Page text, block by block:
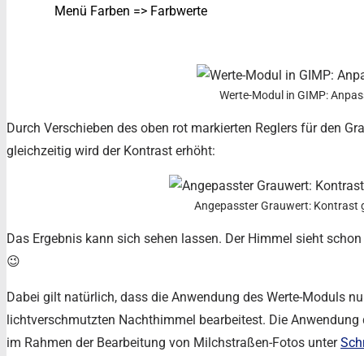
Menü Farben => Farbwerte
Werte-Modul in GIMP:
Durch Verschieben des oben rot markierten Reglers für den
gleichzeitig wird der Kontrast erhöht:
Angepasster Grauwert: Kontrast
Das Ergebnis kann sich sehen lassen. Der Himmel sieht
😉
Dabei gilt natürlich, dass die Anwendung des Werte-Moduls
lichtverschmutzten Nachthimmel bearbeitest. Die
im Rahmen der Bearbeitung von Milchstraßen-Fotos unter